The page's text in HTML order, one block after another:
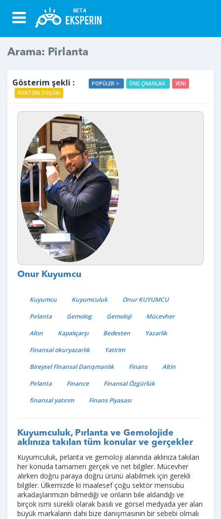
Arama: Pirlanta
Gösterim şekli : POPÜLER > ÖNE ÇIKANLAR
YENI
FIYAT(EN DÜŞÜK)
Onur Kuyumcu
Kuyumcu Kuyumculuk
Onur KUYUMCU
Pırlanta
Gemolog Gemoloji
Mücevher
Altın
Kapalıçarşı Bedesten
Yazarlik
Finansal okuryazarlık
Yatirim
Bireysel Finansal Danışmanlık
Finans
Altin
Pirlanta
Finance
Finansal Özgürlük
finansal yatırım
Finans Piyasası
Kuyumculuk, Pırlanta ve Gemolojide
aklınıza takılan tüm konular ve gerçekler
Kuyumculuk, pırlanta ve gemoloji alanında aklınıza takılan
her konuda tamamen gerçek ve net bilgiler. Mücevher
alırken doğru paraya doğru ürünü alabilmek için gerekli
bilgiler. Ülkemizde ki maalesef çoğu sektör mensubu
arkadaşlarımızın bilmediği ve onların bile aldandığı ve
birçok ismi sürekli olarak basılı ve görsel medyada yer alan
büyük markaların dahi bize danışmasının bir sebebi olmalı